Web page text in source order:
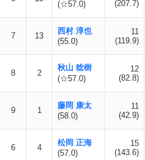
(☆57.0)
(207.7)
7 13
西村 淳也
(55.0)
11
(119.9)
8 2
秋山 稔樹
(☆57.0)
12
(82.8)
9 1
藤岡 康太
(58.0)
11
(42.9)
6 4
松岡 正海
(57.0)
15
(143.6)